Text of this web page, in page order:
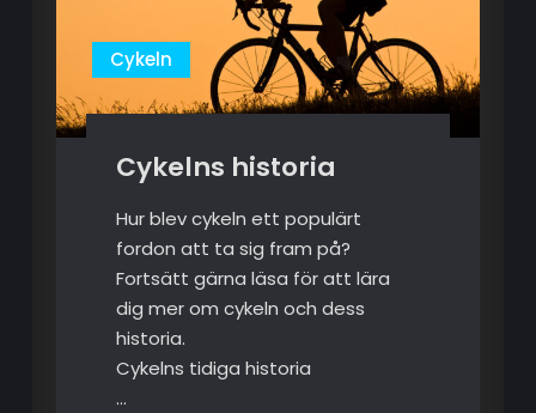
Cykeln
Cykelns historia
Hur blev cykeln ett populärt
fordon att ta sig fram på?
Fortsätt gärna läsa för att lära
dig mer om cykeln och dess
historia.
Cykelns tidiga historia
…